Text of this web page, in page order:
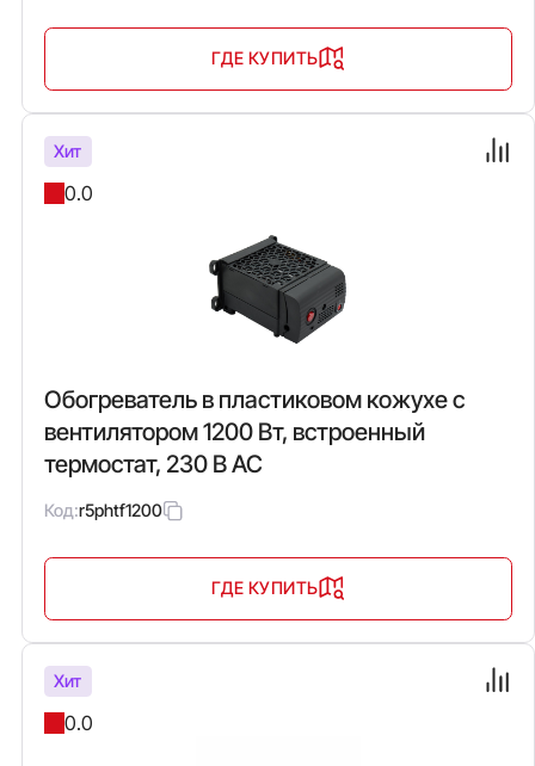
ГДЕ КУПИТЬ
Хит
0.0
Обогреватель в пластиковом кожухе с
вентилятором 1200 Вт, встроенный
термостат, 230 В AC
Код:r5phtf1200
ГДЕ КУПИТЬ
Хит
0.0